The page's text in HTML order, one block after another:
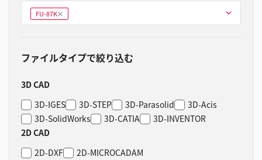
型式を選ぶ
FU-87K削
除
ファイルタイプで絞り込む
3D CAD
3D-IGES
3D-STEP 3D-Parasolid
3D-Acis
3D-SolidWorks
3D-CATIA
3D-INVENTOR
2D CAD
2D-DXF
2D-MICROCADAM